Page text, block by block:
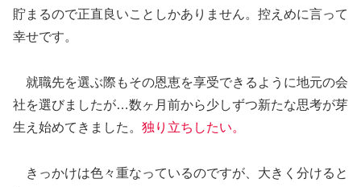
貯まるので正直良いことしかありません。控えめに言って
幸せです。
就職先を選ぶ際もその恩恵を享受できるように地元の会
社を選びましたが…数ヶ月前から少しずつ新たな思考が芽
生え始めてきました。 独り立ちしたい。
きっかけは色々重なっているのですが、大きく分けると